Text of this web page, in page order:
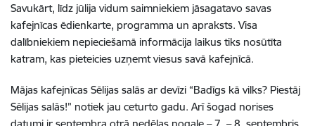
Savukārt, līdz jūlija vidum saimniekiem jāsagatavo savas
kafejnīcas ēdienkarte, programma un apraksts. Visa
dalībniekiem nepieciešamā informācija laikus tiks nosūtīta
katram, kas pieteicies uzņemt viesus savā kafejnīcā.
Mājas kafejnīcas Sēlijas salās ar devīzi “Badīgs kā vilks? Piestāj
Sēlijas salās!” notiek jau ceturto gadu. Arī šogad norises
datumi ir septembra otrā nedēļas nogale – 7. – 8. septembris.